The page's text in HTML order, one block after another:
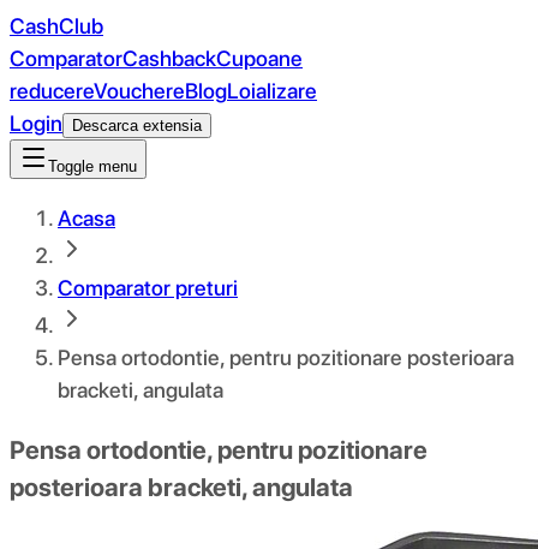
CashClub
ComparatorCashbackCupoane
reducereVouchereBlogLoializare
Login
Descarca extensia
Toggle menu
Acasa
Comparator preturi
Pensa ortodontie, pentru pozitionare posterioara
bracketi, angulata
Pensa ortodontie, pentru pozitionare
posterioara bracketi, angulata